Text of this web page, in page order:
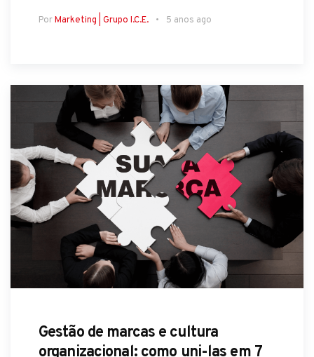
PorMarketing | Grupo I.C.E. 5 anos ago
Gestão de marcas e cultura
organizacional: como uni-las em 7